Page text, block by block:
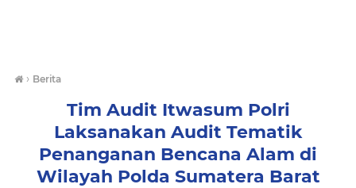
› Berita
Tim Audit Itwasum Polri
Laksanakan Audit Tematik
Penanganan Bencana Alam di
Wilayah Polda Sumatera Barat